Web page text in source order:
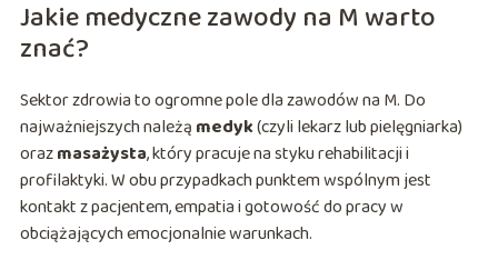
Jakie medyczne zawody na M warto
znać?
Sektor zdrowia to ogromne pole dla zawodów na M. Do
najważniejszych należą medyk(czyli lekarz lub pielęgniarka)
orazmasażysta, który pracuje na styku rehabilitacji i
profilaktyki. W obu przypadkach punktem wspólnym jest
kontakt z pacjentem, empatia i gotowość do pracy w
obciążających emocjonalnie warunkach.